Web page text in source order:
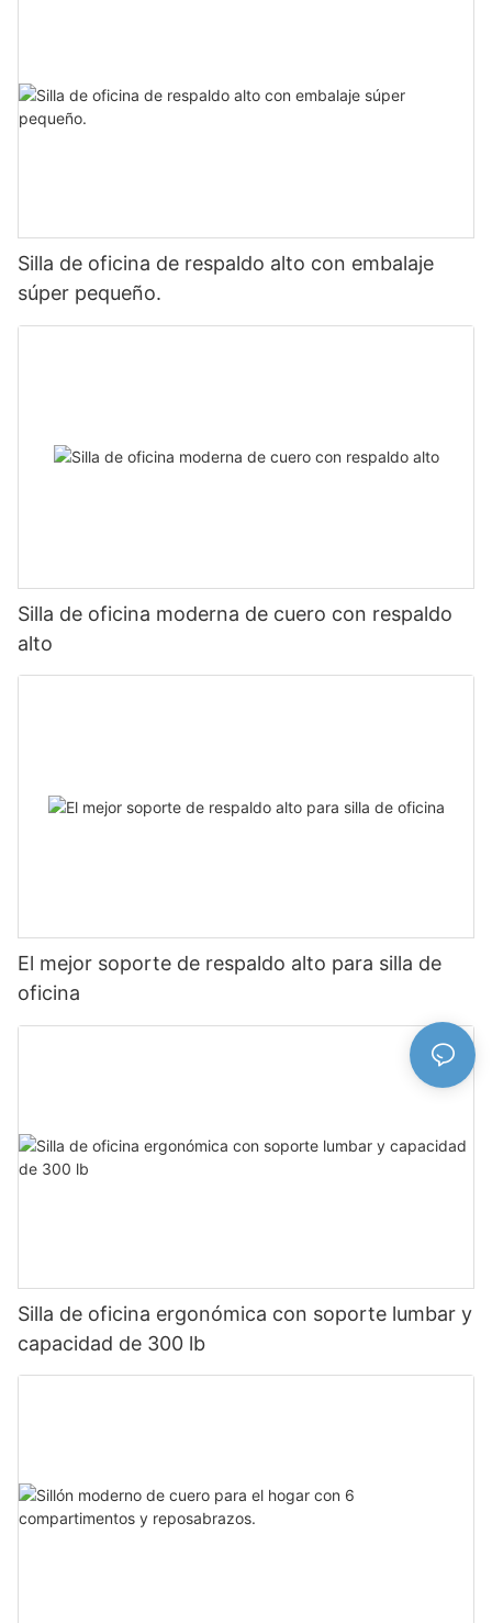
Silla de oficina de respaldo alto con embalaje
súper pequeño.
Silla de oficina moderna de cuero con respaldo
alto
El mejor soporte de respaldo alto para silla de
oficina
Silla de oficina ergonómica con soporte lumbar y
capacidad de 300 lb